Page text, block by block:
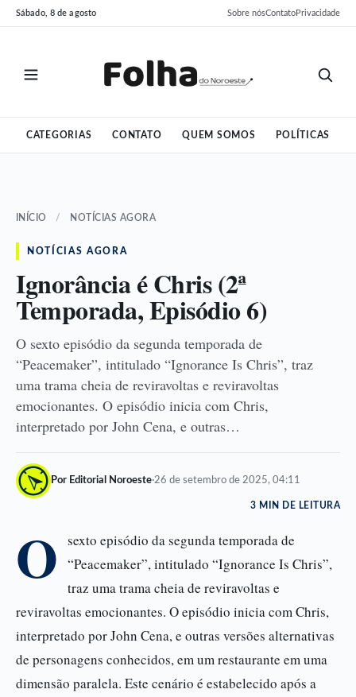
Pular
para
Pular
para
Sábado, 8 de agosto Sobre nósContatoPrivacidade
CATEGORIAS CONTATO QUEM SOMOS POLÍTICAS
INÍCIO / NOTÍCIAS AGORA
NOTÍCIAS AGORA
Ignorância é Chris (2ª
Temporada, Episódio 6)
O sexto episódio da segunda temporada de
“Peacemaker”, intitulado “Ignorance Is Chris”, traz
uma trama cheia de reviravoltas e reviravoltas
emocionantes. O episódio inicia com Chris,
interpretado por John Cena, e outras…
Por Editorial Noroeste·26 de setembro de 2025, 04:11
3 MIN DE LEITURA
O
sexto episódio da segunda temporada de
“Peacemaker”, intitulado “Ignorance Is Chris”,
traz uma trama cheia de reviravoltas e
reviravoltas emocionantes. O episódio inicia com Chris,
interpretado por John Cena, e outras versões alternativas
de personagens conhecidos, em um restaurante em uma
dimensão paralela. Este cenário é estabelecido após a